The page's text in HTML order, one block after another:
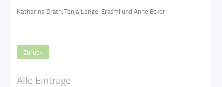
Katharina Drath, Tanja Lange-Erasmi und Anne Ecker
Zurück
Alle Einträge